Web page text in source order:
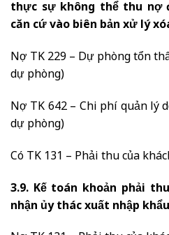
thực sự không thể thu nợ
căn cứ vào biên bản xử lý
Nợ TK 229 – Dự phòng tổn
dự phòng)
Nợ TK 642 – Chi phí quản lý
dự phòng)
Có TK 131 – Phải thu của
3.9. Kế toán khoản phải
nhận ủy thác xuất nhập